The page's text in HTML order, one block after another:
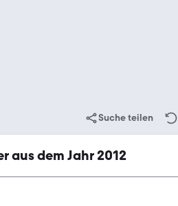
Suche teilen
aus dem Jahr 2012